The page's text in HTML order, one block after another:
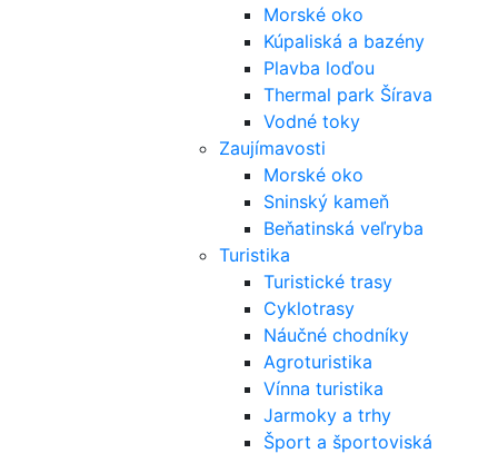
Morské oko
Kúpaliská a bazény
Plavba loďou
Thermal park Šírava
Vodné toky
Zaujímavosti
Morské oko
Sninský kameň
Beňatinská veľryba
Turistika
Turistické trasy
Cyklotrasy
Náučné chodníky
Agroturistika
Vínna turistika
Jarmoky a trhy
Šport a športoviská